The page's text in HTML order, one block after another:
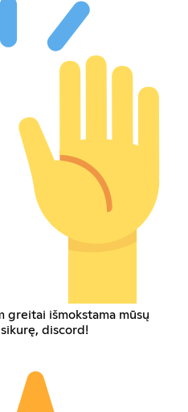
greitai išmokstama mūsų
discord!